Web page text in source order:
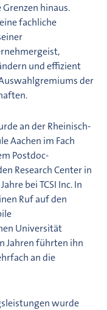
hinaus.
fachliche
und effizient
der
an der Rheinisch-
Aachen im Fach
Postdoc-
Research Center in
bei TCSI Inc. In
Ruf auf den
Universität
Jahren führten ihn
an die
wurde